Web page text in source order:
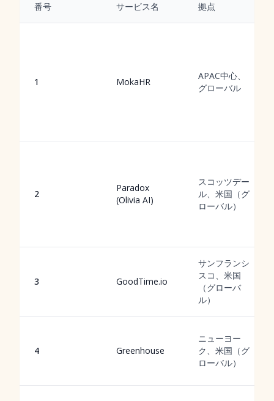
番号 サービス名 拠点
1 MokaHR
APAC中心、
グローバル
2
Paradox
(Olivia AI)
スコッツデー
ル、米国（グ
ローバル）
3 GoodTime.io
サンフランシ
スコ、米国
（グローバ
ル）
4 Greenhouse
ニューヨー
ク、米国（グ
ローバル）